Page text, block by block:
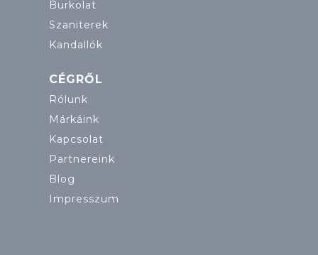
Burkolat
Szaniterek
Kandallók
CÉGRŐL
Rólunk
Márkáink
Kapcsolat
Partnereink
Blog
Impresszum